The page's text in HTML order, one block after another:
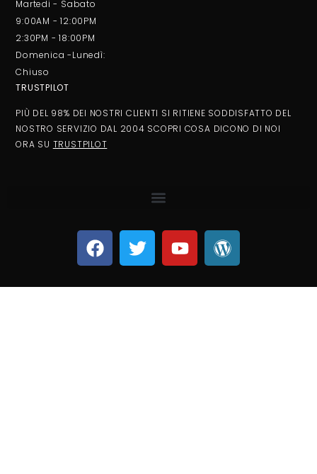
Martedi - Sabato
9:00AM - 12:00PM
2:30PM - 18:00PM
Domenica -Lunedì:
Chiuso
TRUSTPILOT
PIÙ DEL 98% DEI NOSTRI CLIENTI SI RITIENE SODDISFATTO DEL
NOSTRO SERVIZIO DAL 2004 SCOPRI COSA DICONO DI NOI
ORA SU TRUSTPILOT